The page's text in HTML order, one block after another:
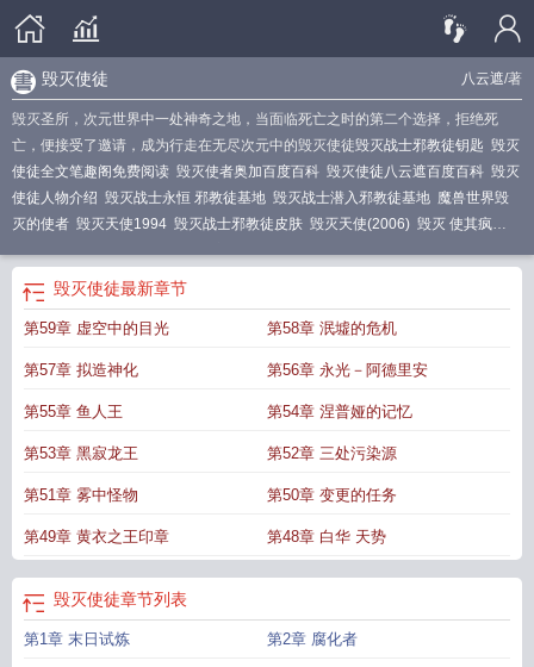
八云遮/著
毁灭使徒
毁灭圣所，次元世界中一处神奇之地，当面临死亡之时的第二个选择，拒绝死
亡，便接受了邀请，成为行走在无尽次元中的毁灭使徒毁灭战士邪教徒钥匙 毁灭
使徒全文笔趣阁免费阅读 毁灭使者奥加百度百科 毁灭使徒八云遮百度百科 毁灭
使徒人物介绍 毁灭战士永恒 邪教徒基地 毁灭战士潜入邪教徒基地 魔兽世界毁
灭的使者 毁灭天使1994 毁灭战士邪教徒皮肤 毁灭天使(2006) 毁灭 使其疯
士潜入邪教徒
毁灭sj 毁灭使者
么样
使徒TXT全文毁灭使徒八云遮 毁灭战士邪教徒基地竖井毁灭天使是谁
徒笔趣阁 毁灭使徒百度百科 击杀毁灭使者 毁灭使徒怎么被禁了
百度毁灭战士被杀死 毁灭战士 邪教徒基地毁灭的灭毁灭战士杀穿地狱
毁灭使徒最新章节
第59章 虚空中的目光 第58章 泯墟的危机
第57章 拟造神化 第56章 永光－阿德里安
第55章 鱼人王 第54章 涅普娅的记忆
第53章 黑寂龙王 第52章 三处污染源
第51章 雾中怪物 第50章 变更的任务
第49章 黄衣之王印章 第48章 白华 天势
毁灭使徒章节列表
第1章 末日试炼 第2章 腐化者